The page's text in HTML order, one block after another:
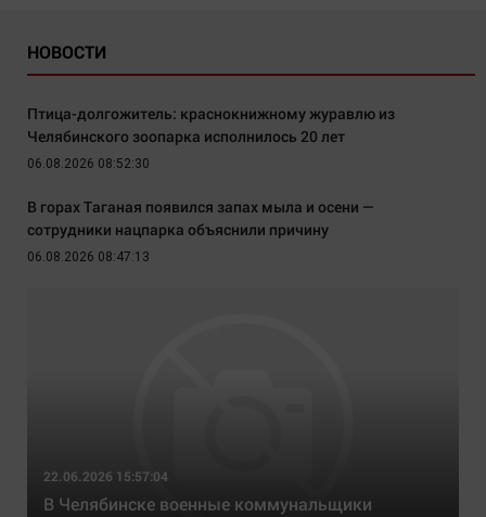
НОВОСТИ
Птица-долгожитель: краснокнижному журавлю из
Челябинского зоопарка исполнилось 20 лет
06.08.2026 08:52:30
В горах Таганая появился запах мыла и осени —
сотрудники нацпарка объяснили причину
06.08.2026 08:47:13
22.06.2026 15:57:04
В Челябинске военные коммунальщики